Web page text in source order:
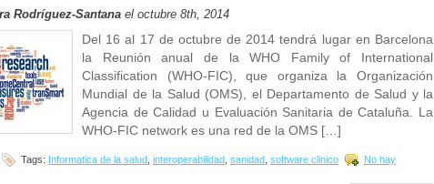
Rodríguez-Santana el octubre 8th, 2014
Del 16 al 17 de octubre de 2014 tendrá lugar en Barcelona
la Reunión anual de la WHO Family of International
Classification (WHO-FIC), que organiza la Organización
Mundial de la Salud (OMS), el Departamento de Salud y la
Agencia de Calidad u Evaluación Sanitaria de Cataluña. La
WHO-FIC network es una red de la OMS […]
Tags: Informatica de la salud interoperabilidad sanidad software clinico
No hay